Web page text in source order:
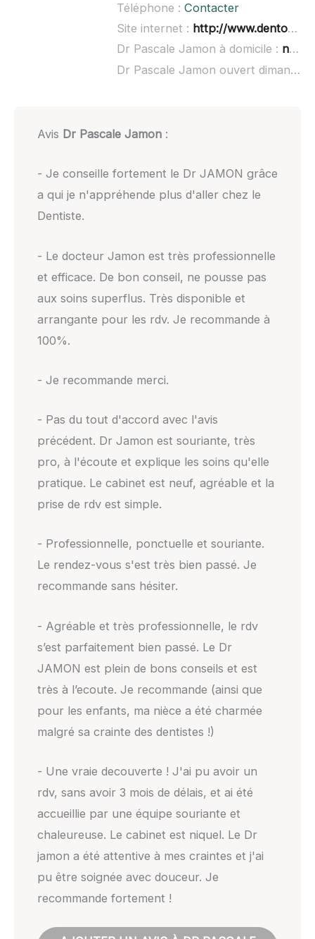
Téléphone : Contacter
Site internet : http://www.dentopole.fr/lequipe/dr-pascale-jamon/
Dr Pascale Jamon à domicile : non renseigné
Dr Pascale Jamon ouvert dimanche :
Avis Dr Pascale Jamon:
- Je conseille fortement le Dr JAMON grâce
a qui je n'appréhende plus d'aller chez le
Dentiste.
- Le docteur Jamon est très professionnelle
et efficace. De bon conseil, ne pousse pas
aux soins superflus. Très disponible et
arrangante pour les rdv. Je recommande à
100%.
- Je recommande merci.
- Pas du tout d'accord avec l'avis
précédent. Dr Jamon est souriante, très
pro, à l'écoute et explique les soins qu'elle
pratique. Le cabinet est neuf, agréable et la
prise de rdv est simple.
- Professionnelle, ponctuelle et souriante.
Le rendez-vous s'est très bien passé. Je
recommande sans hésiter.
- Agréable et très professionnelle, le rdv
s’est parfaitement bien passé. Le Dr
JAMON est plein de bons conseils et est
très à l’ecoute. Je recommande (ainsi que
pour les enfants, ma nièce a été charmée
malgré sa crainte des dentistes !)
- Une vraie decouverte ! J'ai pu avoir un
rdv, sans avoir 3 mois de délais, et ai été
accueillie par une équipe souriante et
chaleureuse. Le cabinet est niquel. Le Dr
jamon a été attentive à mes craintes et j'ai
pu être soignée avec douceur. Je
recommande fortement !